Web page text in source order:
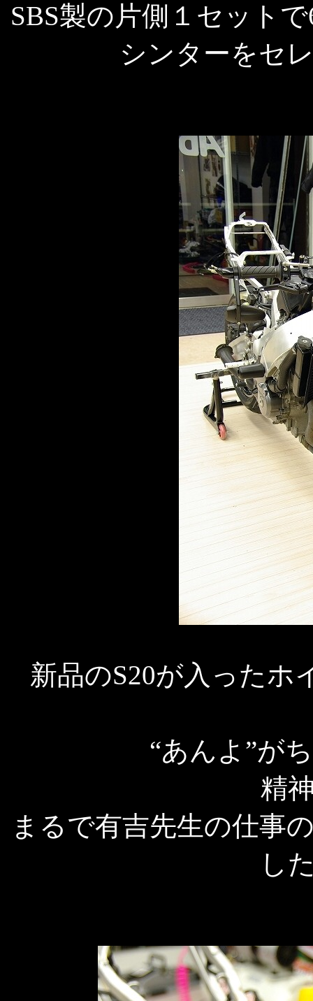
SBS製の片側１セット
シンターをセ
新品のS20が入ったホ
“あんよ”が
精
まるで有吉先生の仕事
し